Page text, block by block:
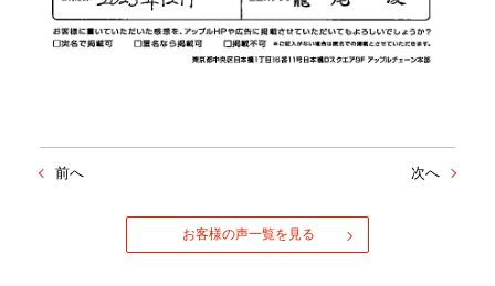
前へ 次へ
お客様の声一覧を見る